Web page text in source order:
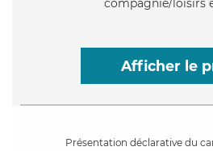
compagnie/loisirs
Afficher le
Présentation déclarative du